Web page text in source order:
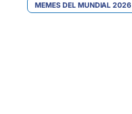
MEMES DEL MUNDIAL 2026